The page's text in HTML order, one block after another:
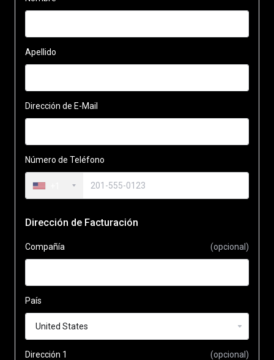
Apellido
Dirección de E-Mail
Número de Teléfono
Dirección de Facturación
Compañía (opcional)
País
Dirección 1 (opcional)